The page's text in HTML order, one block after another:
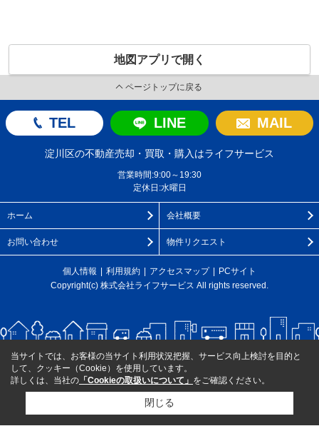
地図アプリで開く
ページトップに戻る
TEL LINE MAIL
淀川区の不動産売却・買取・購入はライフサービス
営業時間:9:00～19:30
定休日:水曜日
ホーム 会社概要
お問い合わせ 物件リクエスト
個人情報 利用規約 アクセスマップ
PCサイト
Copyright(c) 株式会社ライフサービス All rights reserved.
当サイトでは、お客様の当サイト利用状況把握、サービス向上検討を目的と
して、クッキー（Cookie）を使用しています。
詳しくは、当社の 「Cookieの取扱いについて」 をご確認ください。
閉じる